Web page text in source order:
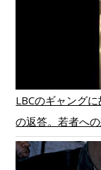
LBCのギャング
の返答。若者へ